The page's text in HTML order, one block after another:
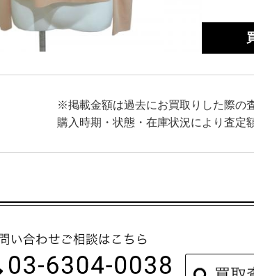
※掲載金額は過去にお買取りした際の
購入時期・状態・在庫状況により査定